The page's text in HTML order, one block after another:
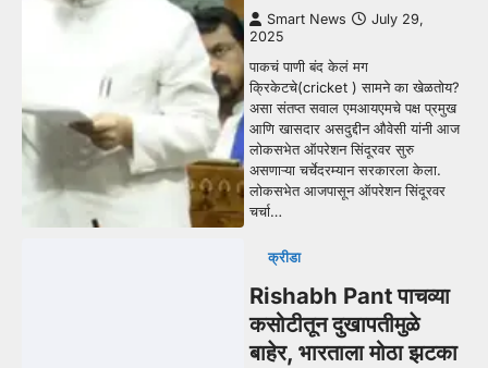
Smart News
July 29,
2025
पाकचं पाणी बंद केलं मग
क्रिकेटचे(cricket ) सामने का खेळतोय?
असा संतप्त सवाल एमआयएमचे पक्ष प्रमुख
आणि खासदार असदुद्दीन औवेसी यांनी आज
लोकसभेत ऑपरेशन सिंदूरवर सुरु
असणाऱ्या चर्चेदरम्यान सरकारला केला.
लोकसभेत आजपासून ऑपरेशन सिंदूरवर
चर्चा…
क्रीडा
Rishabh Pant पाचव्या
कसोटीतून दुखापतीमुळे
बाहेर, भारताला मोठा झटका